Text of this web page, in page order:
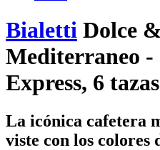
Bialetti Dolce
Mediterraneo
Express, 6 tazas
La icónica cafetera
viste con los